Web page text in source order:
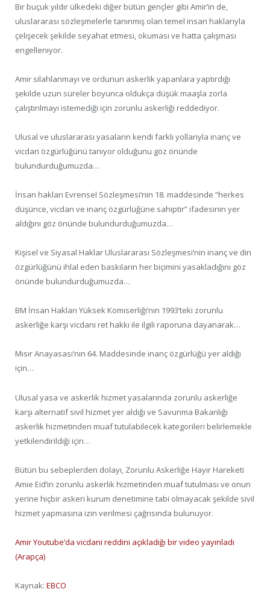
Bir buçuk yıldır ülkedeki diğer bütün gençler gibi Amir’in de,
uluslararası sözleşmelerle tanınmış olan temel insan haklarıyla
çelişecek şekilde seyahat etmesi, okuması ve hatta çalışması
engelleniyor.
Amir silahlanmayı ve ordunun askerlik yapanlara yaptırdığı
şekilde uzun süreler boyunca oldukça düşük maaşla zorla
çalıştırılmayı istemediği için zorunlu askerliği reddediyor.
Ulusal ve uluslararası yasaların kendi farklı yollarıyla inanç ve
vicdan özgürlüğünü tanıyor olduğunu göz önünde
bulundurduğumuzda…
İnsan hakları Evrensel Sözleşmesi’nin 18. maddesinde “herkes
düşünce, vicdan ve inanç özgürlüğüne sahiptir” ifadesinin yer
aldığını göz önünde bulundurduğumuzda…
Kişisel ve Siyasal Haklar Uluslararası Sözleşmesi’nin inanç ve din
özgürlüğünü ihlal eden baskıların her biçimini yasakladığını göz
önünde bulundurduğumuzda…
BM İnsan Hakları Yüksek Komiserliği’nin 1993’teki zorunlu
askerliğe karşı vicdani ret hakkı ile ilgili raporuna dayanarak…
Mısır Anayasası’nın 64. Maddesinde inanç özgürlüğü yer aldığı
için…
Ulusal yasa ve askerlik hizmet yasalarında zorunlu askerliğe
karşı alternatif sivil hizmet yer aldığı ve Savunma Bakanlığı
askerlik hizmetinden muaf tutulabilecek kategorileri belirlemekle
yetkilendirildiği için…
Bütün bu sebeplerden dolayı, Zorunlu Askerliğe Hayır Hareketi
Amie Eid’in zorunlu askerlik hizmetinden muaf tutulması ve onun
yerine hiçbir askeri kurum denetimine tabi olmayacak şekilde sivil
hizmet yapmasına izin verilmesi çağrısında bulunuyor.
Amir Youtube’da vicdani reddini açıkladığı bir video yayınladı
(Arapça)
Kaynak: EBCO